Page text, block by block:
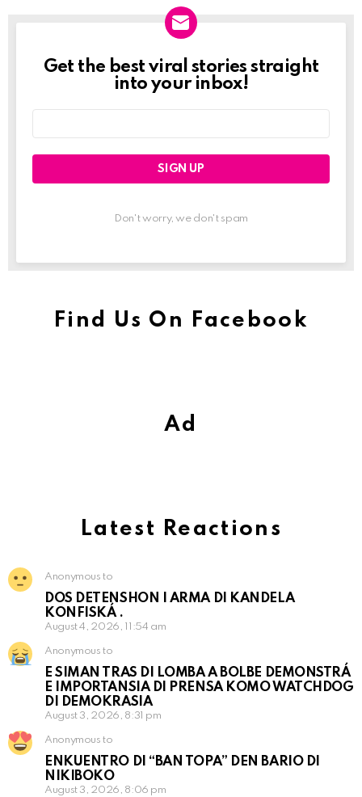
Newslett
Get the best viral stories straight
into your inbox!
Don't worry, we don't spam
Find Us On Facebook
Ad
Latest Reactions
Anonymous to
DOS DETENSHON I ARMA DI KANDELA
KONFISKÁ .
August 4, 2026, 11:54 am
Anonymous to
E SIMAN TRAS DI LOMBA A BOLBE DEMONSTRÁ
E IMPORTANSIA DI PRENSA KOMO WATCHDOG
DI DEMOKRASIA
August 3, 2026, 8:31 pm
Anonymous to
ENKUENTRO DI “BAN TOPA” DEN BARIO DI
NIKIBOKO
August 3, 2026, 8:06 pm